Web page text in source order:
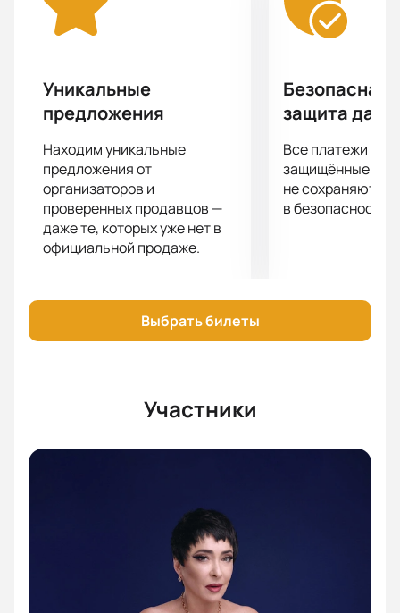
сможете испытать непередаваемые эмоции и
получить заряд положительной энергии от
Не упустите шанс провести незабываемый вечер,
насладившись шикарным выступлением Лолиты.
Купите билеты на концерт Лолиты 27 марта в
Омской филармонии прямо сейчас. Мы
гарантируем вам прекрасное времяпровождение и
незабываемые впечатления.
Уникальные
предложения
Находим уникальные
предложения от
организаторов и
проверенных продавцов —
даже те, которых уже нет в
официальной продаже.
Безопасная
защита
Все платежи
защищённые
не сохраняются
в безопасности.
Выбрать билеты
Участники